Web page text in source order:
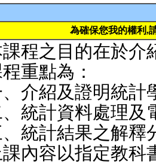
為確保您我的權利,
程之目的在於介
重點為：
介紹及證明統計
統計資料處理及
統計結果之解釋
內容以指定教科